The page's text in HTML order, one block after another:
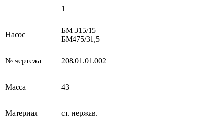
1
Насос
БМ 315/15
БМ475/31,5
№ чертежа 208.01.01.002
Масса 43
Материал ст. нержав.